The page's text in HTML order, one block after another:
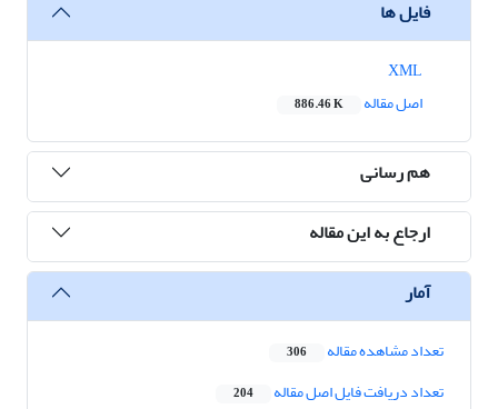
فایل ها
اصل مقاله
886.46 K
هم رسانی
ارجاع به این مقاله
آمار
تعداد مشاهده مقاله 306
تعداد دریافت فایل اصل مقاله 204